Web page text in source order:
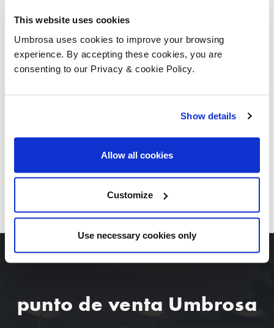
This website uses cookies
Umbrosa uses cookies to improve your browsing
experience. By accepting these cookies, you are
consenting to our Privacy & cookie Policy.
Show details
Allow all cookies
Customize
Use necessary cookies only
punto de venta Umbrosa